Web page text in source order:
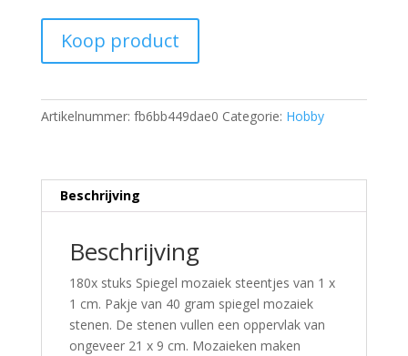
Koop product
Artikelnummer: fb6bb449dae0 Categorie: Hobby
Beschrijving
Beschrijving
180x stuks Spiegel mozaiek steentjes van 1 x
1 cm. Pakje van 40 gram spiegel mozaiek
stenen. De stenen vullen een oppervlak van
ongeveer 21 x 9 cm. Mozaieken maken